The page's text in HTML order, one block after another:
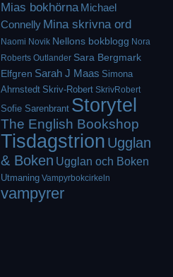
Mias bokhörna Michael
Connelly Mina skrivna ord
Naomi Novik Nellons bokblogg Nora
Roberts Outlander Sara Bergmark
Elfgren Sarah J Maas Simona
Ahrnstedt Skriv-Robert SkrivRobert
Sofie Sarenbrant Storytel
The English Bookshop
Tisdagstrion Ugglan
& Boken Ugglan och Boken
Utmaning Vampyrbokcirkeln
vampyrer